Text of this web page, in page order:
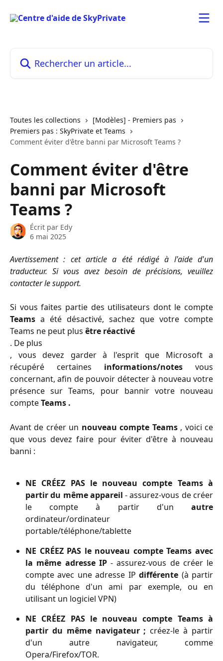
Toutes les collections
[Modèles] - Premiers pas
Premiers pas : SkyPrivate et Teams
Comment éviter d'être banni par Microsoft Teams ?
Comment éviter d'être
banni par Microsoft
Teams ?
Écrit par Edy
6 mai 2025
Avertissement : cet article a été rédigé à l'aide d'un
traducteur. Si vous avez besoin de précisions, veuillez
contacter le support.
Si vous faites partie des utilisateurs dont le compte
Teams a été désactivé, sachez que votre compte
Teams ne peut plus être réactivé
. De plus
, vous devez garder à l'esprit que Microsoft a
récupéré certaines informations/notes vous
concernant, afin de pouvoir détecter à nouveau votre
présence sur Teams, pour bannir votre nouveau
compteTeams .
Avant de créer un nouveau compte Teams, voici ce
que vous devez faire pour éviter d'être à nouveau
banni :
NE CRÉEZ PAS le nouveau compte Teams à
partir du même appareil - assurez-vous de créer
le compte à partir d'un autre
ordinateur/ordinateur
portable/téléphone/tablette
NE CRÉEZ PAS le nouveau compte Teams avec
la même adresse IP- assurez-vous de créer le
compte avec une adresse IPdifférente (à partir
du téléphone d'un ami par exemple, ou en
utilisant un logiciel VPN)
NE CRÉEZ PAS le nouveau compte Teams à
partir du même navigateur ; créez-le à partir
d'un autre navigateur, comme
Opera/Firefox/TOR.